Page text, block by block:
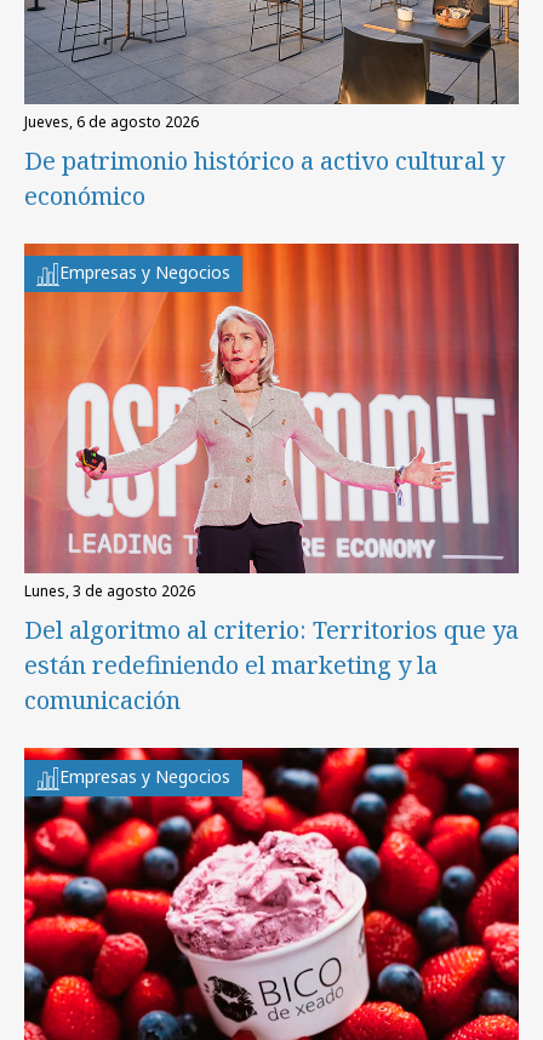
jueves, 6 de agosto 2026
De patrimonio histórico a activo cultural y
económico
Empresas y Negocios
lunes, 3 de agosto 2026
Del algoritmo al criterio: Territorios que ya
están redefiniendo el marketing y la
comunicación
Empresas y Negocios